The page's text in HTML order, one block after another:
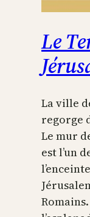
Le
La ville
regorge
Le mur
est l’un